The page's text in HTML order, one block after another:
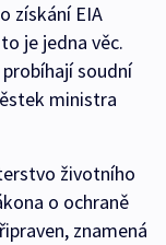
získání EIA
je jedna věc.
soudní
ministra
životního
o ochraně
znamená